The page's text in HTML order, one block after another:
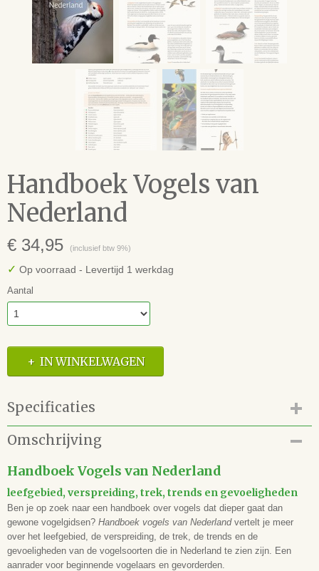
Handboek Vogels van
Nederland
€ 34,95 (inclusief btw 9%)
✓ Op voorraad - Levertijd 1 werkdag
Aantal
IN WINKELWAGEN
Specificaties
Productcode
42.118.036
EAN code
Auteur(s)
Luc Hoogenstein en Ger Meesters
Illustrator(en)
Vertaling
Uitgever
Omschrijving
Handboek Vogels van Nederland
leefgebied, verspreiding, trek, trends en gevoeligheden
Ben je op zoek naar een handboek over vogels dat dieper gaat dan
gewone vogelgidsen? Handboek vogels van Nederlandvertelt je meer
over het leefgebied, de verspreiding, de trek, de trends en de
gevoeligheden van de vogelsoorten die in Nederland te zien zijn. Een
aanrader voor beginnende vogelaars en gevorderden.